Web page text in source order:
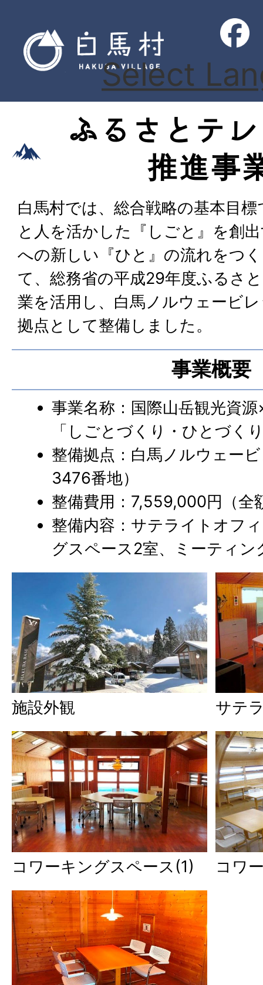
Select
ふるさとテ
推進事
白馬村では、総合戦略の基本目
と人を活かした『しごと』を創
への新しい『ひと』の流れをつ
て、総務省の平成29年度ふるさ
業を活用し、白馬ノルウェービ
拠点として整備しました。
事業概要
事業名称：国際山岳観光資
「しごとづくり・ひとづく
整備拠点：白馬ノルウェー
3476番地）
整備費用：7,559,000円（全
整備内容：サテライトオフ
グスペース2室、ミーティン
施設外観 サテ
コワーキングスペース(1) コワ